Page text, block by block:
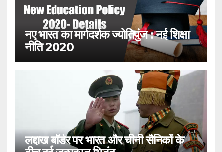
नए भारत का मार्गदर्शक ज्योतिपुंज : नई शिक्षा
नीति 2020
लद्दाख बॉर्डर पर भारत और चीनी सैनिकों के